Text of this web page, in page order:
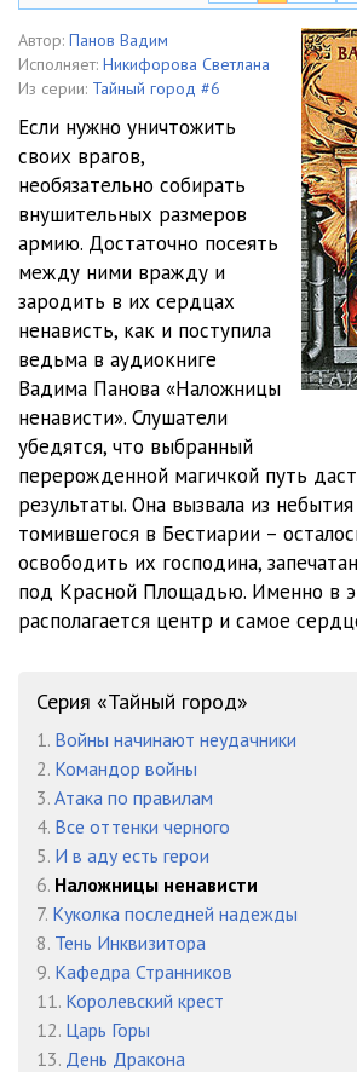
06_Глава_1-3
07_Глава_1-4
08_Глава_2-1
09_Глава_2-2
10_Глава_2-3
11_Глава_2-4
12_Глава_2-5
13_Глава_2-6
14_Глава_2-7
15_Глава_3-1
16_Глава_3-2
17_Глава_3-3
18_Глава_3-4
20_Глава_3-6
21_Глава_4-1
22_Глава_4-2
23_Глава_4-3
24_Глава_4-4
25_Глава_4-5
26_Глава_4-6
27_Глава_5-1
Автор: Панов Вадим
Исполняет: Никифорова Светлана
Из серии: Тайный город #6
Если нужно уничтожить
своих врагов,
необязательно собирать
внушительных размеров
армию. Достаточно посеять
между ними вражду и
зародить в их сердцах
ненависть, как и поступила
ведьма в аудиокниге
Вадима Панова «Наложницы
ненависти». Слушатели
убедятся, что выбранный
перерожденной магичкой путь
результаты. Она вызвала из
томившегося в Бестиарии –
освободить их господина,
под Красной Площадью. Именно в
располагается центр и самое
Серия «Тайный город»
1. Войны начинают неудачники
2. Командор войны
3. Атака по правилам
4. Все оттенки черного
5. И в aду есть герои
6. Наложницы ненависти
7. Куколка последней надежды
8. Тень Инквизитора
9. Кафедра Странников
11. Королевский крест
12. Царь Горы
13. День Дракона